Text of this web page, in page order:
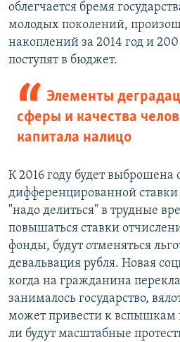
облегчается бремя
молодых поколений,
накоплений за 2014 год и
поступят в бюджет.
Элементы
сферы и качества
капитала налицо
К 2016 году будет выброшена
дифференцированной ставки
"надо делиться" в трудные
повышаться ставки
фонды, будут отменяться
девальвация рубля. Новая
когда на гражданина
занималось государство,
может привести к вспышкам
ли будут масштабные